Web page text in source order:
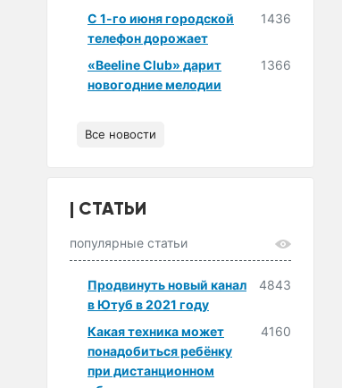
С 1-го июня городской
телефон дорожает
1436
«Beeline Club» дарит
новогодние мелодии
1366
Все новости
СТАТЬИ
популярные статьи
Продвинуть новый канал
в Ютуб в 2021 году
4843
Какая техника может
понадобиться ребёнку
при дистанционном
4160